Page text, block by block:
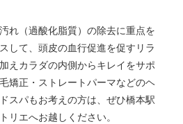
れ（過酸化脂質）の除去に重点を
して、頭皮の血行促進を促すリラ
えカラダの内側からキレイをサポ
矯正・ストレートパーマなどのヘ
スパもお考えの方は、ぜひ橋本駅
リエへお越しください。